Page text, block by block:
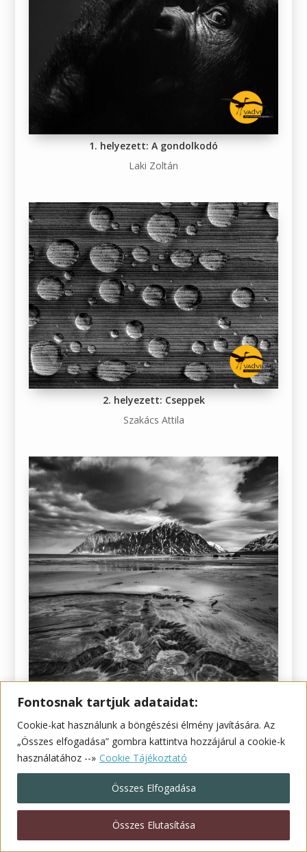
Fontosnak tartjuk adataidat:
Cookie-kat használunk a böngészési élmény javítására. Az
„Összes elfogadása” gombra kattintva hozzájárul a cookie-k
használatához --» Cookie Tájékoztató
Összes Elutasítása
Összes Elfogadása
1. helyezett: A gondolkodó
Laki Zoltán
2. helyezett: Cseppek
Szakács Attila
3. helyezett: Skagsanden